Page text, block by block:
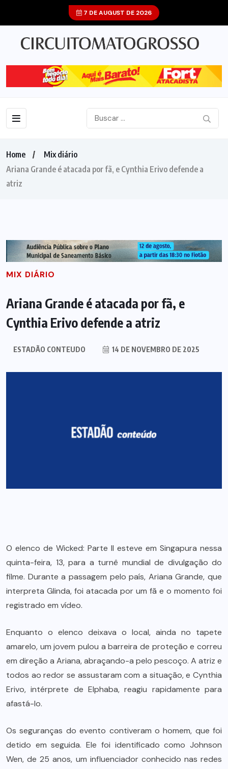
7 DE AUGUST DE 2026
Home
Mix diário
Ariana Grande é atacada por fã, e Cynthia Erivo defende a
atriz
MIX DIÁRIO
Ariana Grande é atacada por fã, e
Cynthia Erivo defende a atriz
ESTADÃO CONTEUDO 14 DE NOVEMBRO DE 2025
O elenco de Wicked: Parte II esteve em Singapura nessa
quinta-feira, 13, para a turnê mundial de divulgação do
filme. Durante a passagem pelo país, Ariana Grande, que
interpreta Glinda, foi atacada por um fã e o momento foi
registrado em vídeo.
Enquanto o elenco deixava o local, ainda no tapete
amarelo, um jovem pulou a barreira de proteção e correu
em direção a Ariana, abraçando-a pelo pescoço. A atriz e
todos ao redor se assustaram com a situação, e Cynthia
Erivo, intérprete de Elphaba, reagiu rapidamente para
afastá-lo.
Os seguranças do evento contiveram o homem, que foi
detido em seguida. Ele foi identificado como Johnson
Wen, de 25 anos, um influenciador conhecido nas redes